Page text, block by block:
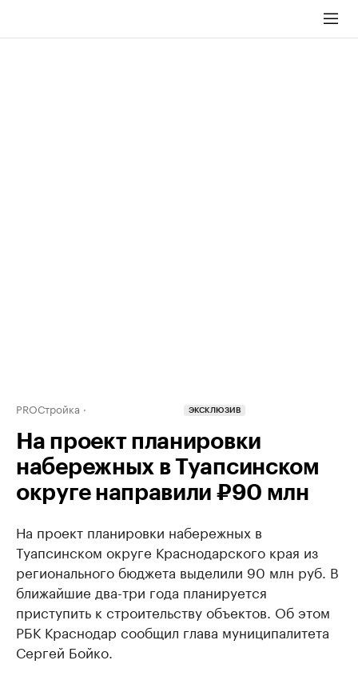
PROСтройка ЭКСКЛЮЗИВ
На проект планировки
набережных в Туапсинском
округе направили ₽90 млн
На проект планировки набережных в
Туапсинском округе Краснодарского края из
регионального бюджета выделили 90 млн руб. В
ближайшие два-три года планируется
приступить к строительству объектов. Об этом
РБК Краснодар сообщил глава муниципалитета
Сергей Бойко.